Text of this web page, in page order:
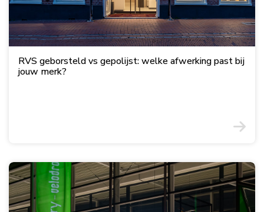
RVS geborsteld vs gepolijst: welke afwerking past bij
jouw merk?